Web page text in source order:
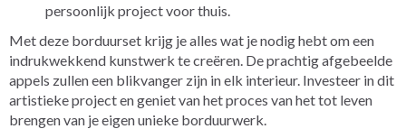
persoonlijk project voor thuis.
Met deze borduurset krijg je alles wat je nodig hebt om een
indrukwekkend kunstwerk te creëren. De prachtig afgebeelde
appels zullen een blikvanger zijn in elk interieur. Investeer in dit
artistieke project en geniet van het proces van het tot leven
brengen van je eigen unieke borduurwerk.